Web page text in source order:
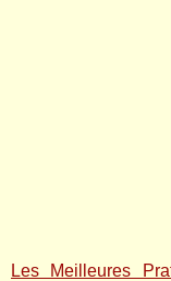
Les Meilleures